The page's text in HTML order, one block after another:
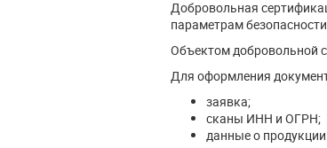
Добровольная
параметрам
Объектом добровольной
Для оформления
заявка;
сканы ИНН и ОГРН;
данные о